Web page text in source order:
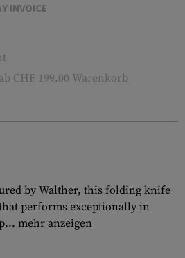
INVOICE
ab CHF 199.00 Warenkorb
by Walther, this folding knife
performs exceptionally in
mehr anzeigen